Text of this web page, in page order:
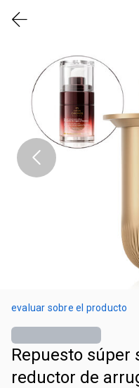
evaluar sobre el producto
Repuesto súper
reductor de